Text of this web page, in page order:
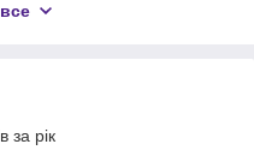
своєю якістю та
та ультрафіолетових
за рік